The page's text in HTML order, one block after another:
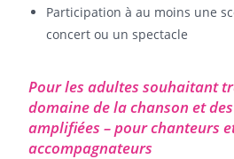
Participation à au moins une
concert ou un spectacle
Pour les adultes souhaitant
domaine de la chanson et
amplifiées – pour chanteurs
accompagnateurs